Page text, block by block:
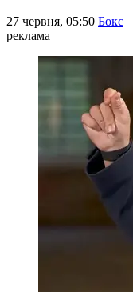
27 червня, 05:50 Бокс
реклама